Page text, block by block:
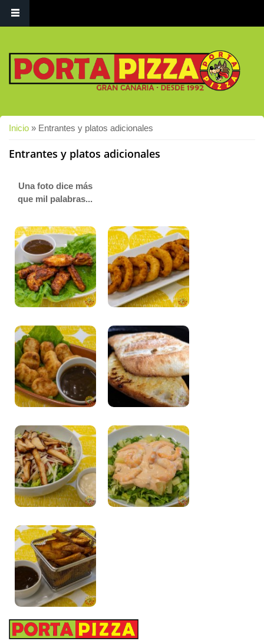
Usted está aquí
Inicio » Entrantes y platos adicionales
Entrantes y platos adicionales
Una foto dice más
que mil palabras...